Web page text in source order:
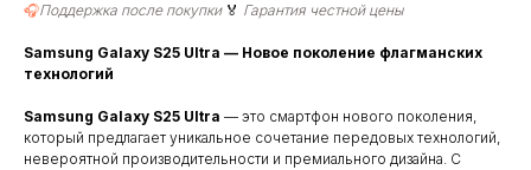
🎧Поддержка после покупки 🏅 Гарантия честной цены
Samsung Galaxy S25 Ultra — Новое поколение флагманских
технологий
Samsung Galaxy S25 Ultra — это смартфон нового поколения,
который предлагает уникальное сочетание передовых технологий,
невероятной производительности и премиального дизайна. С